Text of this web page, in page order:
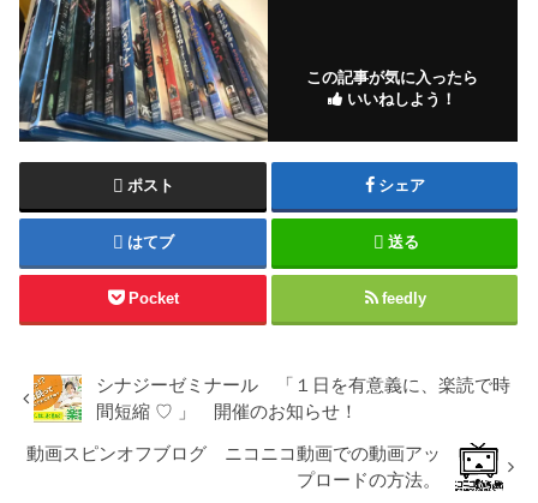
この記事が気に入ったら
いいねしよう！
ポスト シェア
はてブ 送る
Pocket feedly
シナジーゼミナール 「１日を有意義に、楽読で時
間短縮 ♡ 」 開催のお知らせ！
動画スピンオフブログ ニコニコ動画での動画アッ
プロードの方法。